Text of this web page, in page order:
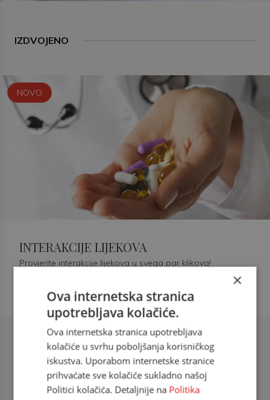
IZDVOJENO
Šećerna bolest tip 2 = kardiovaskularna
doc. dr. sc. Višnja Kokić Maleš,
dr.med., specijalististica
NOVO
INTERAKCIJE LIJEKOVA
Provjerite interakcije lijekova u svega par klikova!
×
Ova internetska stranica
upotrebljava kolačiće.
Ova internetska stranica upotrebljava
kolačiće u svrhu poboljšanja korisničkog
iskustva. Uporabom internetske stranice
prihvaćate sve kolačiće sukladno našoj
Politici kolačića. Detaljnije na Politika